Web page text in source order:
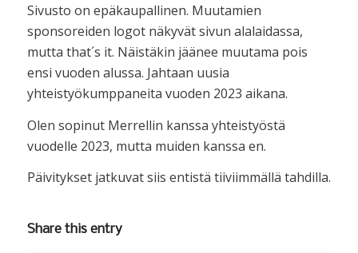
Sivusto on epäkaupallinen. Muutamien
sponsoreiden logot näkyvät sivun alalaidassa,
mutta that´s it. Näistäkin jäänee muutama pois
ensi vuoden alussa. Jahtaan uusia
yhteistyökumppaneita vuoden 2023 aikana.
Olen sopinut Merrellin kanssa yhteistyöstä
vuodelle 2023, mutta muiden kanssa en.
Päivitykset jatkuvat siis entistä tiiviimmällä tahdilla.
Share this entry